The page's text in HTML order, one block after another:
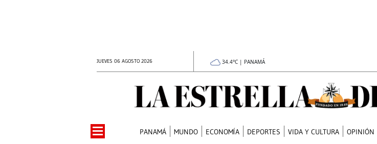
JUEVES 06 AGOSTO 2026 34.4°C | PANAMÁ
PANAMÁ MUNDO ECONOMÍA DEPORTES VIDA Y CULTURA OPINIÓN